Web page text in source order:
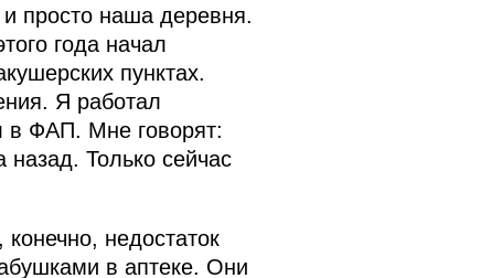
просто наша деревня.
года начал
пунктах.
Я работал
в ФАП. Мне говорят:
Только сейчас
недостаток
в аптеке. Они